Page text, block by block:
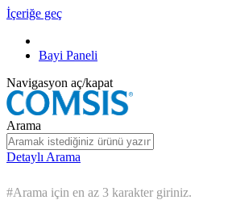
İçeriğe geç
Bayi Paneli
Navigasyon aç/kapat
Arama
Detaylı Arama
#Arama için en az 3 karakter giriniz.